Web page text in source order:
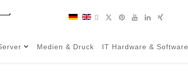
Medien & Druck IT Hardware & Software